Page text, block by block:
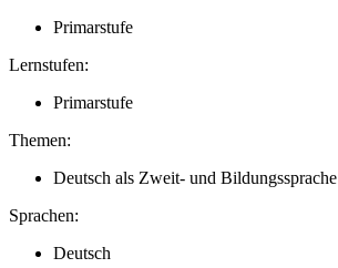
Primarstufe
Lernstufen:
Primarstufe
Themen:
Deutsch als Zweit- und Bildungssprache
Sprachen:
Deutsch